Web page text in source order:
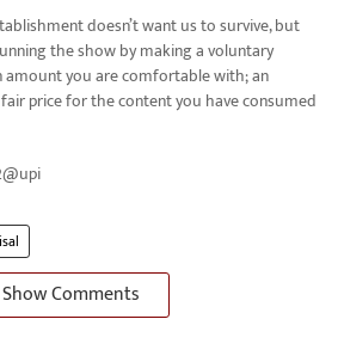
doesn’t want us to survive, but
the show by making a voluntary
amount you are comfortable with; an
price for the content you have consumed
Show Comments